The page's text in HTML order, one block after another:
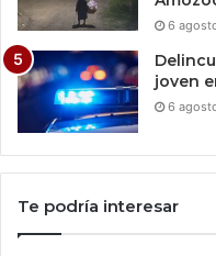
6
joven
6
Te podría interesar